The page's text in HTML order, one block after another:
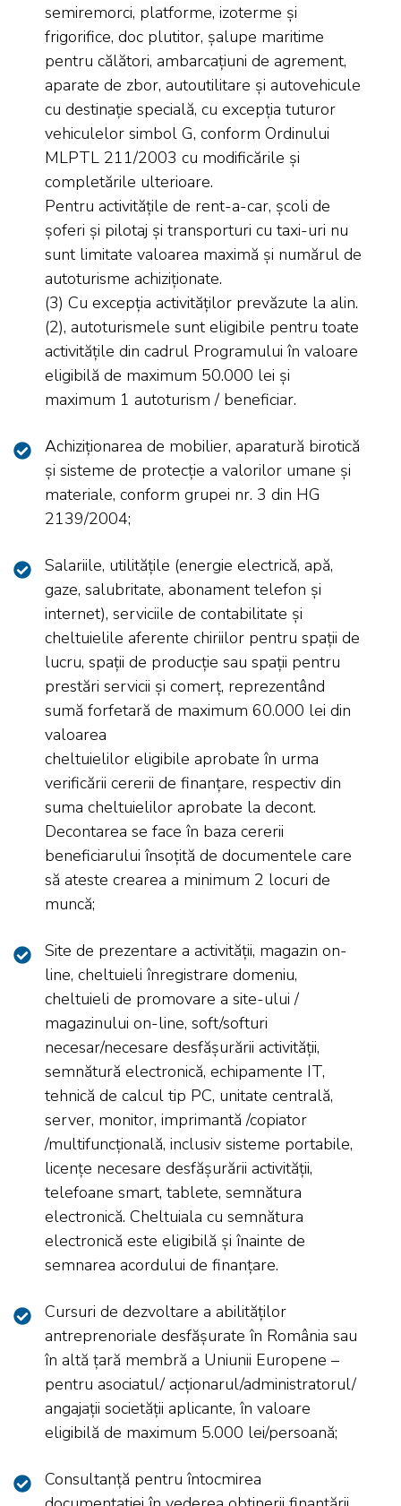
semiremorci, platforme, izoterme și
frigorifice, doc plutitor, șalupe maritime
pentru călători, ambarcațiuni de agrement,
aparate de zbor, autoutilitare și autovehicule
cu destinație specială, cu excepția tuturor
vehiculelor simbol G, conform Ordinului
MLPTL 211/2003 cu modificările și
completările ulterioare.
Pentru activitățile de rent-a-car, școli de
șoferi și pilotaj și transporturi cu taxi-uri nu
sunt limitate valoarea maximă și numărul de
autoturisme achiziționate.
(3) Cu excepția activităților prevăzute la alin.
(2), autoturismele sunt eligibile pentru toate
activitățile din cadrul Programului în valoare
eligibilă de maximum 50.000 lei și
maximum 1 autoturism / beneficiar.
Achiziționarea de mobilier, aparatură birotică
și sisteme de protecție a valorilor umane și
materiale, conform grupei nr. 3 din HG
2139/2004;
Salariile, utilitățile (energie electrică, apă,
gaze, salubritate, abonament telefon și
internet), serviciile de contabilitate și
cheltuielile aferente chiriilor pentru spații de
lucru, spații de producție sau spații pentru
prestări servicii și comerț, reprezentând
sumă forfetară de maximum 60.000 lei din
valoarea
cheltuielilor eligibile aprobate în urma
verificării cererii de finanțare, respectiv din
suma cheltuielilor aprobate la decont.
Decontarea se face în baza cererii
beneficiarului însoțită de documentele care
să ateste crearea a minimum 2 locuri de
muncă;
Site de prezentare a activității, magazin on-
line, cheltuieli înregistrare domeniu,
cheltuieli de promovare a site-ului /
magazinului on-line, soft/softuri
necesar/necesare desfășurării activității,
semnătură electronică, echipamente IT,
tehnică de calcul tip PC, unitate centrală,
server, monitor, imprimantă /copiator
/multifuncțională, inclusiv sisteme portabile,
licențe necesare desfășurării activității,
telefoane smart, tablete, semnătura
electronică. Cheltuiala cu semnătura
electronică este eligibilă și înainte de
semnarea acordului de finanțare.
Cursuri de dezvoltare a abilităților
antreprenoriale desfășurate în România sau
în altă țară membră a Uniunii Europene –
pentru asociatul/ acționarul/administratorul/
angajații societății aplicante, în valoare
eligibilă de maximum 5.000 lei/persoană;
Consultanță pentru întocmirea